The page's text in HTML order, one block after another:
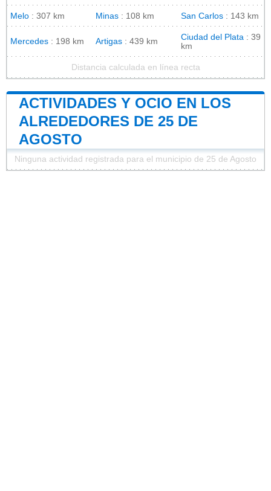
Melo : 307 km Minas : 108 km San Carlos : 143 km
Mercedes : 198 km Artigas : 439 km Ciudad del Plata : 39
km
Distancia calculada en línea recta
ACTIVIDADES Y OCIO EN LOS
ALREDEDORES DE 25 DE
AGOSTO
Ninguna actividad registrada para el municipio de 25 de Agosto